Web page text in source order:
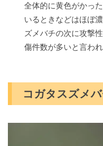
全体的に黄色がかっ
いるときなどはほぼ
ズメバチの次に攻撃
傷件数が多いと言われ
コガタスズメ